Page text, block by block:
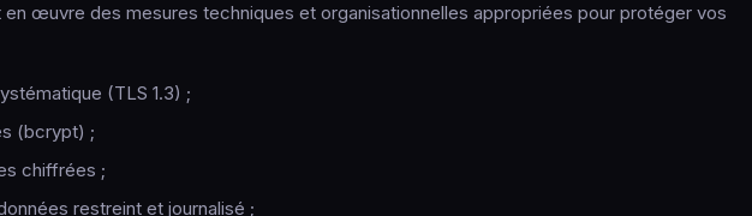
œuvre des mesures techniques et organisationnelles appropriées pour protéger vos
(TLS 1.3) ;
(bcrypt) ;
chiffrées ;
restreint et journalisé ;